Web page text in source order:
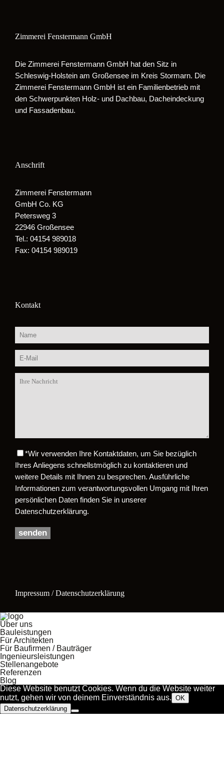
Zimmerei Fenstermann GmbH
Die Zimmerei Fenstermann GmbH hat den Sitz in
Schleswig-Holstein am Großensee im Kreis Stormarn. Die
Zimmerei Fenstermann GmbH ist ein Familienbetrieb mit
den Schwerpunkten Holz- und Dachbau, Dacheindeckung
und Fassadenbau.
Anschrift
Zimmerei Fenstermann
GmbH Co. KG
Petersweg 3
22946 Großensee
Tel.: 04154 989018
Fax: 04154 989019
Kontakt
Bitte lasse dieses Feld leer.
*Wir verwenden Ihre Kontaktdaten, um Sie bezüglich
Ihres Anliegens schnellstmöglich zu kontaktieren und
weitere Details mit Ihnen zu besprechen. Ausführliche
Informationen zum verantwortungsvollen Umgang mit Ihren
persönlichen Daten finden Sie in unserer
Datenschutzerklärung.
Impressum / Datenschutzerklärung
Über uns
Bauleistungen
Für Architekten
Für Baufirmen / Bauträger
Ingenieursleistungen
Stellenangebote
Referenzen
Blog
Diese Website benutzt Cookies. Wenn du die Website weiter
nutzt, gehen wir von deinem Einverständnis aus. OK
Datenschutzerklärung